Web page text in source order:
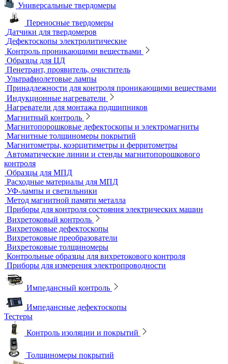
Нанотвердомеры
Портативные твердомеры
Твердомеры резины и пластмасс (дюрометры)
Универсальные твердомеры
Переносные твердомеры
Датчики для твердомеров
Дефектоскопы электролитические
Контроль проникающими веществами
Образцы для ЦД
Пенетрант, проявитель, очиститель
Ультрафиолетовые лампы
Принадлежности для контроля проникающими веществами
Индукционные нагреватели
Нагреватели для монтажа подшипников
Магнитный контроль
Магнитопорошковые дефектоскопы и электромагниты
Магнитные толщиномеры покрытий
Магнитометры, коэрцитиметры и ферритометры
Автоматические линии и стенды магнитопорошкового
контроля
Образцы для МПД
Расходные материалы для МПД
УФ-лампы и светильники
Метод магнитной памяти металла
Приборы для контроля состояния электрических машин
Вихретоковый контроль
Вихретоковые дефектоскопы
Вихретоковые преобразователи
Вихретоковые толщиномеры
Контрольные образцы для вихретокового контроля
Приборы для измерения электропроводности
Импедансный контроль